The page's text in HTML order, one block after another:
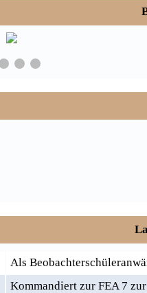
Als
Kommandiert zur FEA 7